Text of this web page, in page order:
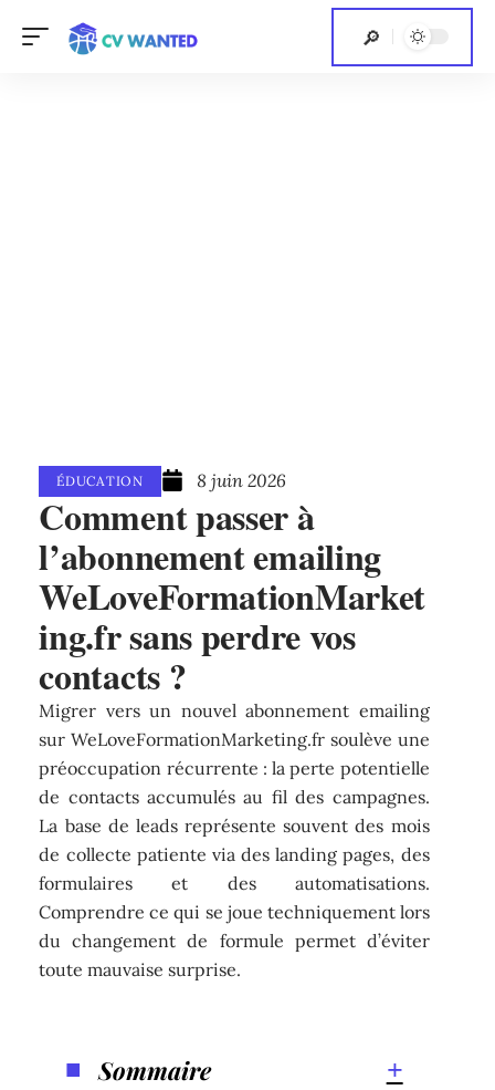
ÉDUCATION 8 juin 2026
Comment passer à
l’abonnement emailing
WeLoveFormationMarket
ing.fr sans perdre vos
contacts ?
Migrer vers un nouvel abonnement emailing
sur WeLoveFormationMarketing.fr soulève une
préoccupation récurrente : la perte potentielle
de contacts accumulés au fil des campagnes.
La base de leads représente souvent des mois
de collecte patiente via des landing pages, des
formulaires et des automatisations.
Comprendre ce qui se joue techniquement lors
du changement de formule permet d’éviter
toute mauvaise surprise.
Sommaire